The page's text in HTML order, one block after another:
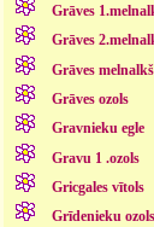
Grāves
Grāves
Grāves
Grāves ozols
Gravnieku egle
Gravu 1 .ozols
Gricgales vītols
Grīdenieku ozols